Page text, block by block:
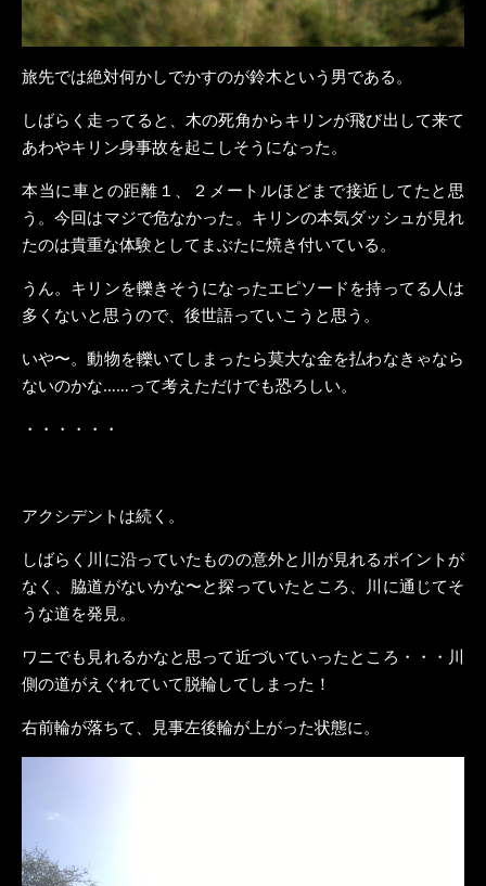
旅先では絶対何かしでかすのが鈴木という男である。
しばらく走ってると、木の死角からキリンが飛び出して来て
あわやキリン身事故を起こしそうになった。
本当に車との距離１、２メートルほどまで接近してたと思
う。今回はマジで危なかった。キリンの本気ダッシュが見れ
たのは貴重な体験としてまぶたに焼き付いている。
うん。キリンを轢きそうになったエピソードを持ってる人は
多くないと思うので、後世語っていこうと思う。
いや〜。動物を轢いてしまったら莫大な金を払わなきゃなら
ないのかな……って考えただけでも恐ろしい。
・・・・・・
アクシデントは続く。
しばらく川に沿っていたものの意外と川が見れるポイントが
なく、脇道がないかな〜と探っていたところ、川に通じてそ
うな道を発見。
ワニでも見れるかなと思って近づいていったところ・・・川
側の道がえぐれていて脱輪してしまった！
右前輪が落ちて、見事左後輪が上がった状態に。